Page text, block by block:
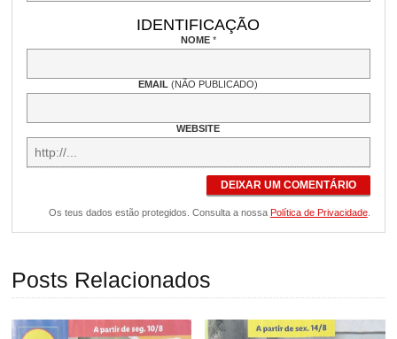
IDENTIFICAÇÃO
NOME *
EMAIL(NÃO PUBLICADO)
WEBSITE
DEIXAR UM COMENTÁRIO
Os teus dados estão protegidos. Consulta a nossa Política de Privacidade.
Posts Relacionados